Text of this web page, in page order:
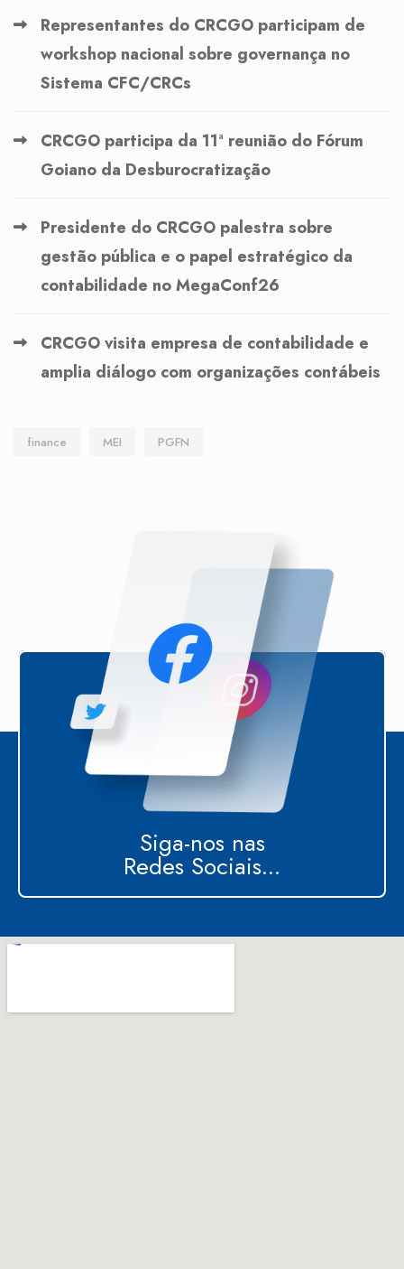
Representantes do CRCGO participam de
workshop nacional sobre governança no
Sistema CFC/CRCs
CRCGO participa da 11ª reunião do Fórum
Goiano da Desburocratização
Presidente do CRCGO palestra sobre
gestão pública e o papel estratégico da
contabilidade no MegaConf26
CRCGO visita empresa de contabilidade e
amplia diálogo com organizações contábeis
finance MEI PGFN
Siga-nos nas
Redes Sociais...